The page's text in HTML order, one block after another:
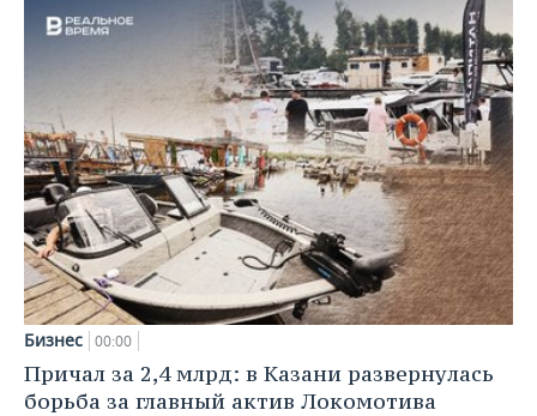
Бизнес 00:00
Причал за 2,4 млрд: в Казани развернулась
борьба за главный актив Локомотива